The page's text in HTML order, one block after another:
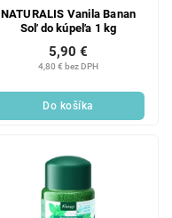
NATURALIS Vanila Banan
Soľ do kúpeľa 1 kg
4,80 € bez DPH
5,90 €
Do košíka